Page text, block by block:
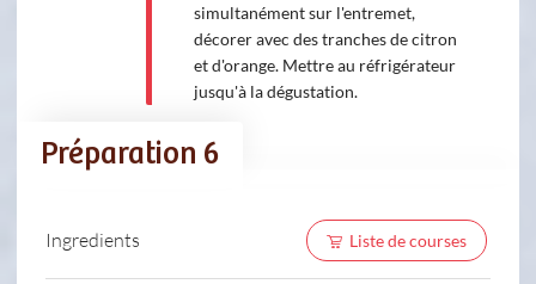
simultanément sur l'entremet,
décorer avec des tranches de citron
et d'orange. Mettre au réfrigérateur
jusqu'à la dégustation.
Préparation 6
Ingredients Liste de courses